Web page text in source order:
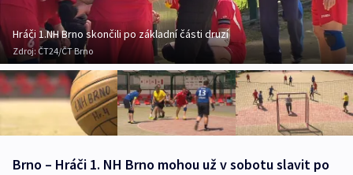
Hráči 1.NH Brno skončili po základní části druzí
Zdroj: ČT24/ČT Brno
Brno – Hráči 1. NH Brno mohou už v sobotu slavit po